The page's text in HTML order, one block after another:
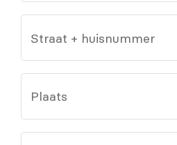
Straat + huisnummer
Plaats